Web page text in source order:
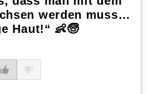
werden muss…
Haut!“ 👶🧓